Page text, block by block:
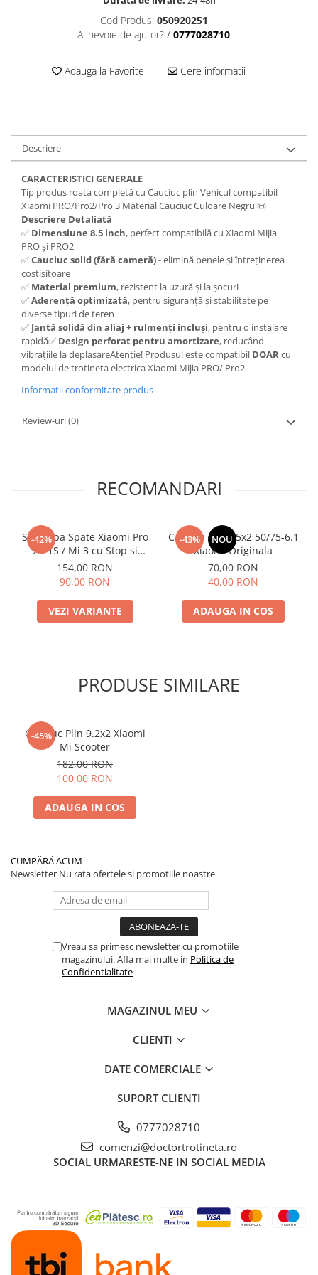
https://www.doctortrotineta.ro/cauciucuri-
Trotinete electrice
Biciclete Electrice
Anvelope moto
Camere moto
Anvelope ATV
Cauciucuri bicicleta
Anvelope și Camere Utilaje
https://www.doctortrotineta.ro/plata-
tbi?
forceOriginalForEdit=1&preview=00681
Cod Produs: 050920251
Ai nevoie de ajutor? / 0777028710
Adauga la Favorite Cere informatii
Descriere
CARACTERISTICI GENERALE
Tip produs roata completă cu Cauciuc plin Vehicul compatibil
Xiaomi PRO/Pro2/Pro 3 Material Cauciuc Culoare Negru 📜
Descriere Detaliată
✅ Dimensiune 8.5 inch, perfect compatibilă cu Xiaomi Mijia
PRO și PRO2
✅Cauciuc solid (fără cameră)- elimină penele și întreținerea
costisitoare
✅ Material premium, rezistent la uzură și la șocuri
✅Aderență optimizată, pentru siguranță și stabilitate pe
diverse tipuri de teren
✅ Jantă solidă din aliaj + rulmenți incluși, pentru o instalare
rapidă✅ Design perforat pentru amortizare, reducând
vibrațiile la deplasareAtentie! Produsul este compatibil DOARcu
modelul de trotineta electrica Xiaomi Mijia PRO/ Pro2
Informatii conformitate produs
Review-uri(0)
RECOMANDARI
-42%
Set Aripa Spate Xiaomi Pro
2 / 1S / Mi 3 cu Stop si
Suport
154,00 RON
90,00 RON
VEZI VARIANTE
-43% NOU
Camera Aer 8.5x2 50/75-6.1
Xiaomi Originala
70,00 RON
40,00 RON
ADAUGA IN COS
PRODUSE SIMILARE
-45%
Cauciuc Plin 9.2x2 Xiaomi
Mi Scooter
182,00 RON
100,00 RON
ADAUGA IN COS
CUMPĂRĂ ACUM
Newsletter Nu rata ofertele si promotiile noastre
Vreau sa primesc newsletter cu promotiile
magazinului. Afla mai multe in Politica de
Confidentialitate
MAGAZINUL MEU
CLIENTI
DATE COMERCIALE
SUPORT CLIENTI
0777028710
comenzi@doctortrotineta.ro
SOCIAL URMARESTE-NE IN SOCIAL MEDIA